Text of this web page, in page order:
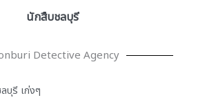
นักสืบชลบุรี
Detective Agency
บุรี เก่งๆ